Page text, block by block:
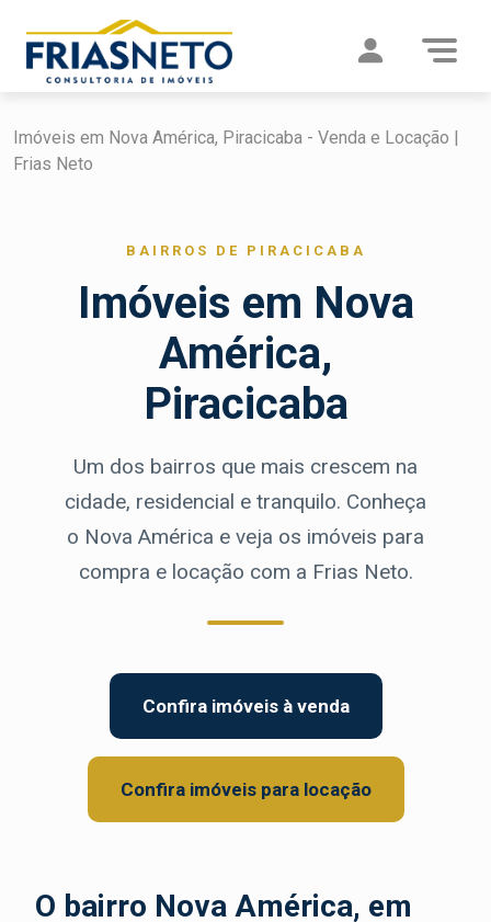
Imóveis em Nova América, Piracicaba - Venda e Locação |
Frias Neto
BAIRROS DE PIRACICABA
Imóveis em Nova
América,
Piracicaba
Um dos bairros que mais crescem na
cidade, residencial e tranquilo. Conheça
o Nova América e veja os imóveis para
compra e locação com a Frias Neto.
Confira imóveis à venda
Confira imóveis para locação
O bairro Nova América, em